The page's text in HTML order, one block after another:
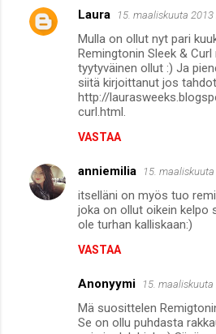
Laura 15. maaliskuuta
Mulla on ollut nyt pari
Remingtonin Sleek &
tyytyväinen ollut :) Ja
siitä kirjoittanut jos
http://
curl.html.
VASTAA
anniemilia 15.
itselläni on myös tuo
joka on ollut oikein kelpo
ole turhan kalliskaan:)
VASTAA
Anonyymi 15.
Mä suosittelen
Se on ollu puhdasta